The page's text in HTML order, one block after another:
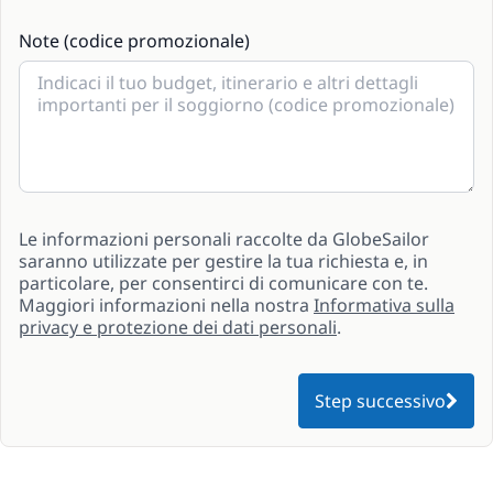
Note (codice promozionale)
Le informazioni personali raccolte da GlobeSailor
saranno utilizzate per gestire la tua richiesta e, in
particolare, per consentirci di comunicare con te.
Maggiori informazioni nella nostra Informativa sulla
privacy e protezione dei dati personali.
Step successivo